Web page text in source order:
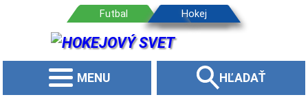
MENU HĽADAŤ